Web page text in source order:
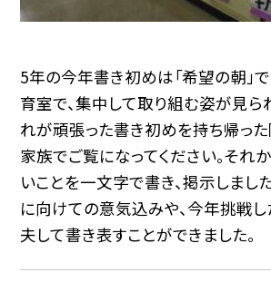
5年の今年書き初めは「希望の朝」
育室で、集中して取り組む姿が見ら
れが頑張った書き初めを持ち帰った
家族でご覧になってください。それ
いことを一文字で書き、掲示しまし
に向けての意気込みや、今年挑戦
夫して書き表すことができました。